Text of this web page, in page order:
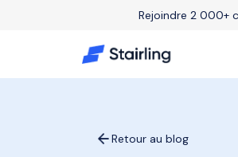
Rejoindre 2 000+
Retour au blog